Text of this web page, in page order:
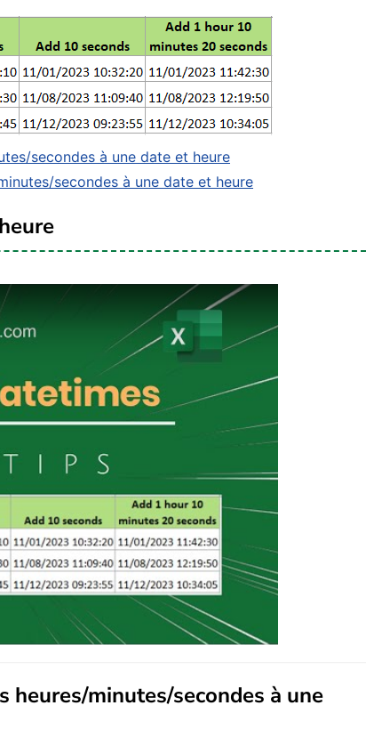
secondes à une date et heure
secondes à une date et heure
minutes/secondes à une